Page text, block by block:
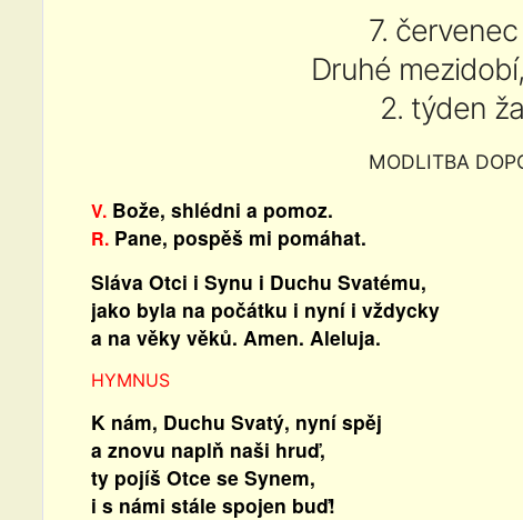
7.
Druhé
2. týden
MODLITBA
V. Bože, shlédni a pomoz.
R. Pane, pospěš mi pomáhat.
Sláva Otci i Synu i Duchu Svatému,
jako byla na počátku i nyní i vždycky
a na věky věků. Amen. Aleluja.
HYMNUS
K nám, Duchu Svatý, nyní spěj
a znovu naplň naši hruď,
ty pojíš Otce se Synem,
i s námi stále spojen buď!